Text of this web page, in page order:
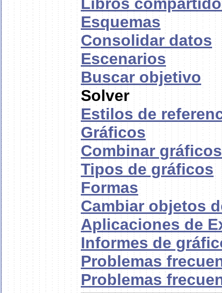
Esquemas
Consolidar datos
Escenarios
Buscar objetivo
Solver
Estilos de
Gráficos
Combinar gráficos
Tipos de gráficos
Formas
Cambiar objetos
Aplicaciones de
Informes de
Problemas
Problemas